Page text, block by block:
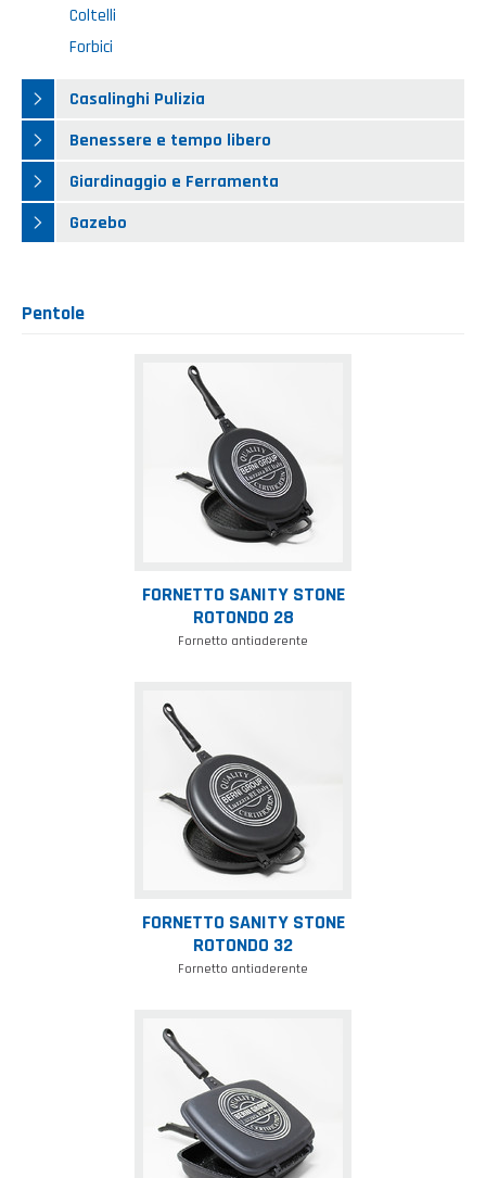
Coltelli
Forbici
Casalinghi Pulizia
Benessere e tempo libero
Giardinaggio e Ferramenta
Gazebo
Pentole
rotondo
28
FORNETTO SANITY STONE
ROTONDO 28
Fornetto antiaderente
rotondo
32
FORNETTO SANITY STONE
ROTONDO 32
Fornetto antiaderente
30